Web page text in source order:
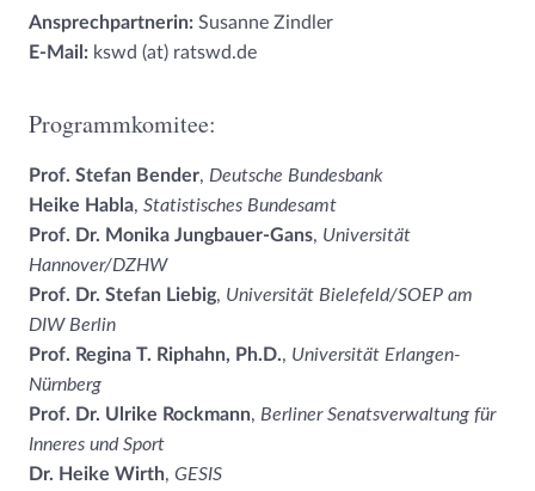
Ansprechpartnerin: Susanne Zindler
E-Mail: kswd (at) ratswd.de
Programmkomitee:
Prof. Stefan Bender, Deutsche Bundesbank
Heike Habla, Statistisches Bundesamt
Prof. Dr. Monika Jungbauer-Gans, Universität
Hannover/DZHW
Prof. Dr. Stefan Liebig, Universität Bielefeld/SOEP am
DIW Berlin
Prof. Regina T. Riphahn, Ph.D., Universität Erlangen-
Nürnberg
Prof. Dr. Ulrike Rockmann, Berliner Senatsverwaltung für
Inneres und Sport
Dr. Heike Wirth, GESIS